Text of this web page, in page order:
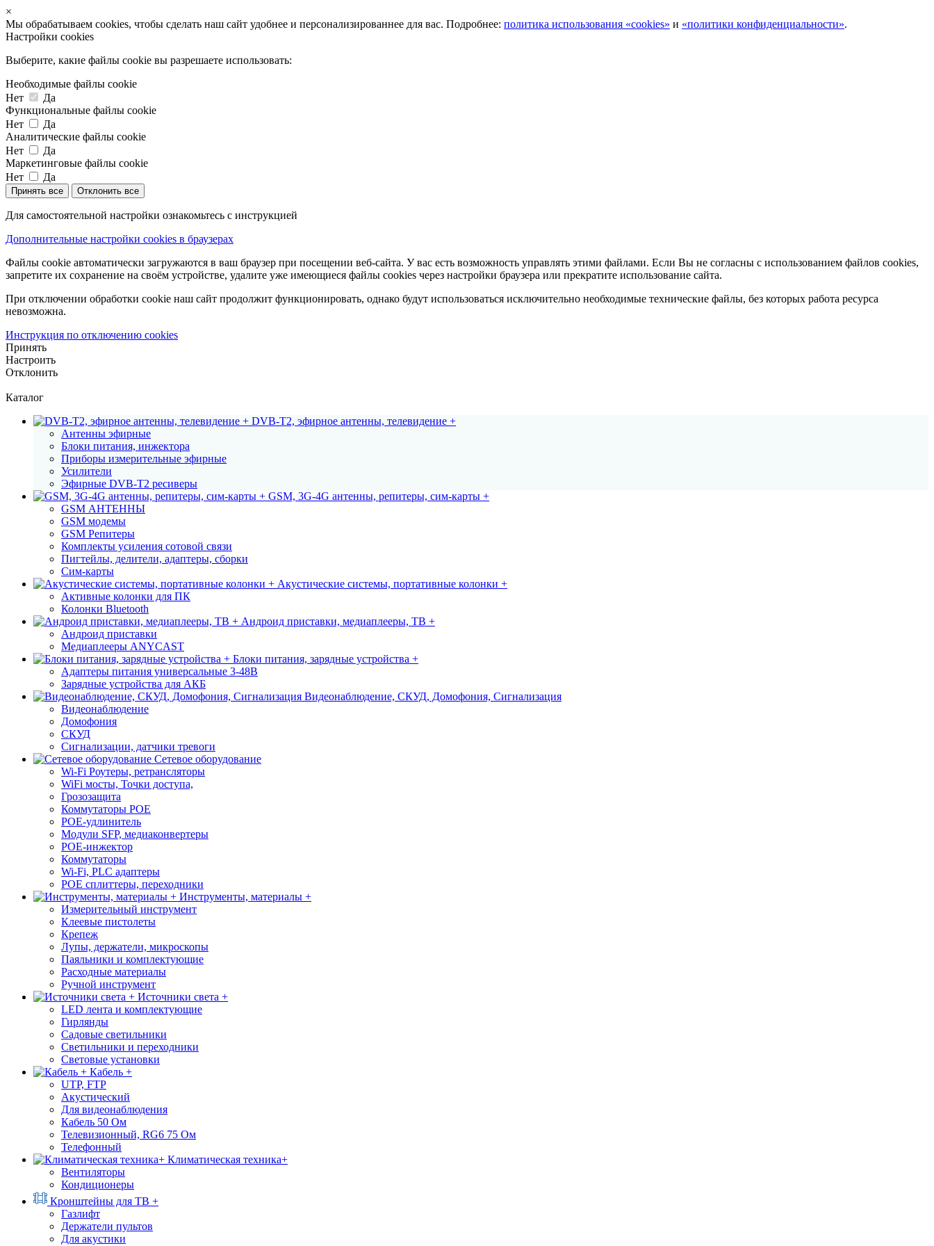
×
Мы обрабатываем cookies, чтобы сделать наш сайт удобнее и персонализированнее для вас. Подробнее: политика использования «cookies» и «политики конфиденциальности».
Настройки cookies
Выберите, какие файлы cookie вы разрешаете использовать:
Необходимые файлы cookie
Нет
Да
Функциональные файлы cookie
Нет
Да
Аналитические файлы cookie
Нет
Да
Маркетинговые файлы cookie
Нет
Да
Принять все Отклонить все
Для самостоятельной настройки ознакомьтесь с инструкцией
Дополнительные настройки cookies в браузерах
Файлы cookie автоматически загружаются в ваш браузер при посещении веб-сайта. У вас есть возможность управлять этими файлами. Если Вы не согласны с использованием файлов cookies,
запретите их сохранение на своём устройстве, удалите уже имеющиеся файлы cookies через настройки браузера или прекратите использование сайта.
При отключении обработки cookie наш сайт продолжит функционировать, однако будут использоваться исключительно необходимые технические файлы, без которых работа ресурса
невозможна.
Инструкция по отключению cookies
Принять
Настроить
Отклонить
Каталог
DVB-T2, эфирное антенны, телевидение +
Антенны эфирные
Блоки питания, инжектора
Приборы измерительные эфирные
Усилители
Эфирные DVB-T2 ресиверы
GSM, 3G-4G антенны, репитеры, сим-карты +
GSM АНТЕННЫ
GSM модемы
GSM Репитеры
Комплекты усиления сотовой связи
Пигтейлы, делители, адаптеры, сборки
Сим-карты
Акустические системы, портативные колонки +
Активные колонки для ПК
Колонки Bluetooth
Андроид приставки, медиаплееры, ТВ +
Андроид приставки
Медиаплееры ANYCAST
Блоки питания, зарядные устройства +
Адаптеры питания универсальные 3-48В
Зарядные устройства для АКБ
Видеонаблюдение, СКУД, Домофония, Сигнализация
Видеонаблюдение
Домофония
СКУД
Сигнализации, датчики тревоги
Сетевое оборудование
Wi-Fi Роутеры, ретрансляторы
WiFi мосты, Точки доступа,
Грозозащита
Коммутаторы POE
POE-удлинитель
Модули SFP, медиаконвертеры
POE-инжектор
Коммутаторы
Wi-Fi, PLC адаптеры
POE сплиттеры, переходники
Инструменты, материалы +
Измерительный инструмент
Клеевые пистолеты
Крепеж
Лупы, держатели, микроскопы
Паяльники и комплектующие
Расходные материалы
Ручной инструмент
Источники света +
LED лента и комплектующие
Гирлянды
Садовые светильники
Светильники и переходники
Световые установки
Кабель +
UTP, FTP
Акустический
Для видеонаблюдения
Кабель 50 Ом
Телевизионный, RG6 75 Ом
Телефонный
Климатическая техника+
Вентиляторы
Кондиционеры
Кронштейны для ТВ +
Газлифт
Держатели пультов
Для акустики